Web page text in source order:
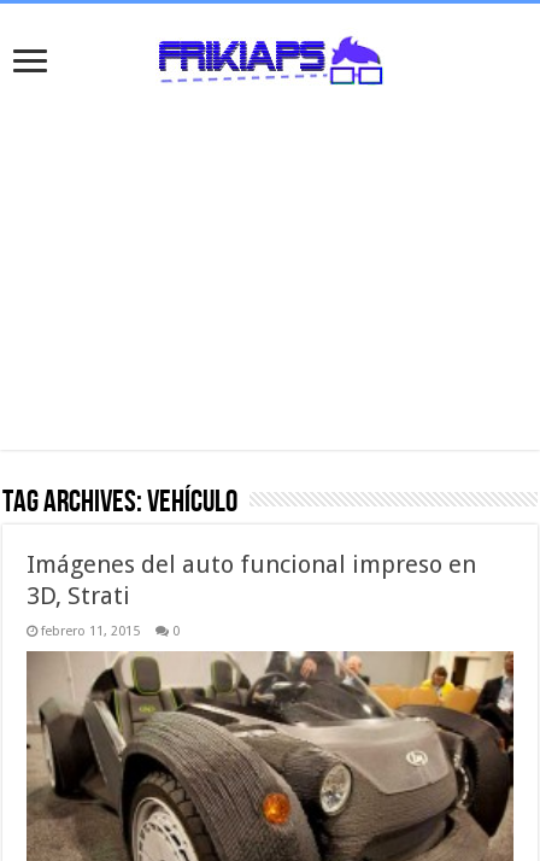
Tag Archives:vehículo
Imágenes del auto funcional impreso en
3D, Strati
febrero 11, 2015 0